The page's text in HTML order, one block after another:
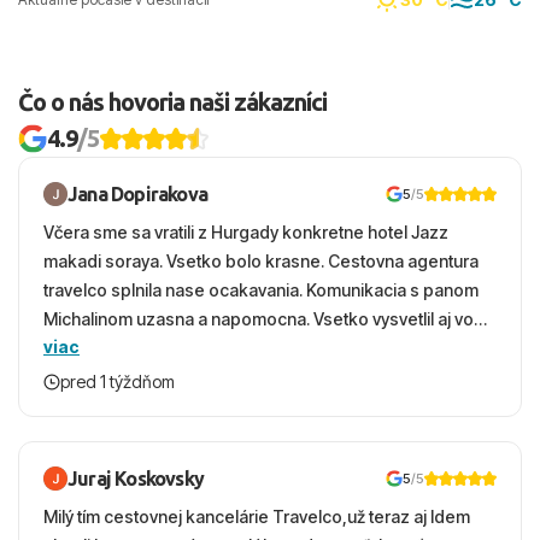
Čo o nás hovoria naši zákazníci
4.9/5
Jana Dopirakova 5/5
Včera sme sa vratili z Hurgady konkretne hotel Jazz
makadi soraya. Vsetko bolo krasne. Cestovna agentura
travelco splnila nase ocakavania. Komunikacia s panom
Michalinom uzasna a napomocna. Vsetko vysvetlil aj vo
vecernych hodinach zaco sa ospravedlnujem. Hotel
krasny, cisty. Sluzby top. Strava, prostredie, more,
viac
pred 1 týždňom
Juraj Koskovsky 5/5
Milý tím cestovnej kancelárie Travelco,už teraz aj Idem